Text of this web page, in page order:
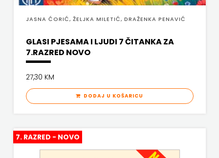
ZNANJE
JASNA ĆORIĆ, ŽELJKA MILETIĆ, DRAŽENKA PENAVIĆ
GLASI PJESAMA I LJUDI 7 ČITANKA ZA
7.RAZRED NOVO
27,30 KM
DODAJ U KOŠARICU
7. RAZRED - NOVO